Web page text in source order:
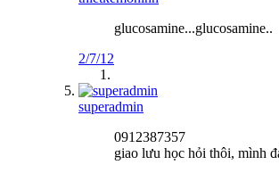
glucosamine...glucosamine..
2/7/12
superadmin
0912387357
giao lưu học hỏi thôi, mình